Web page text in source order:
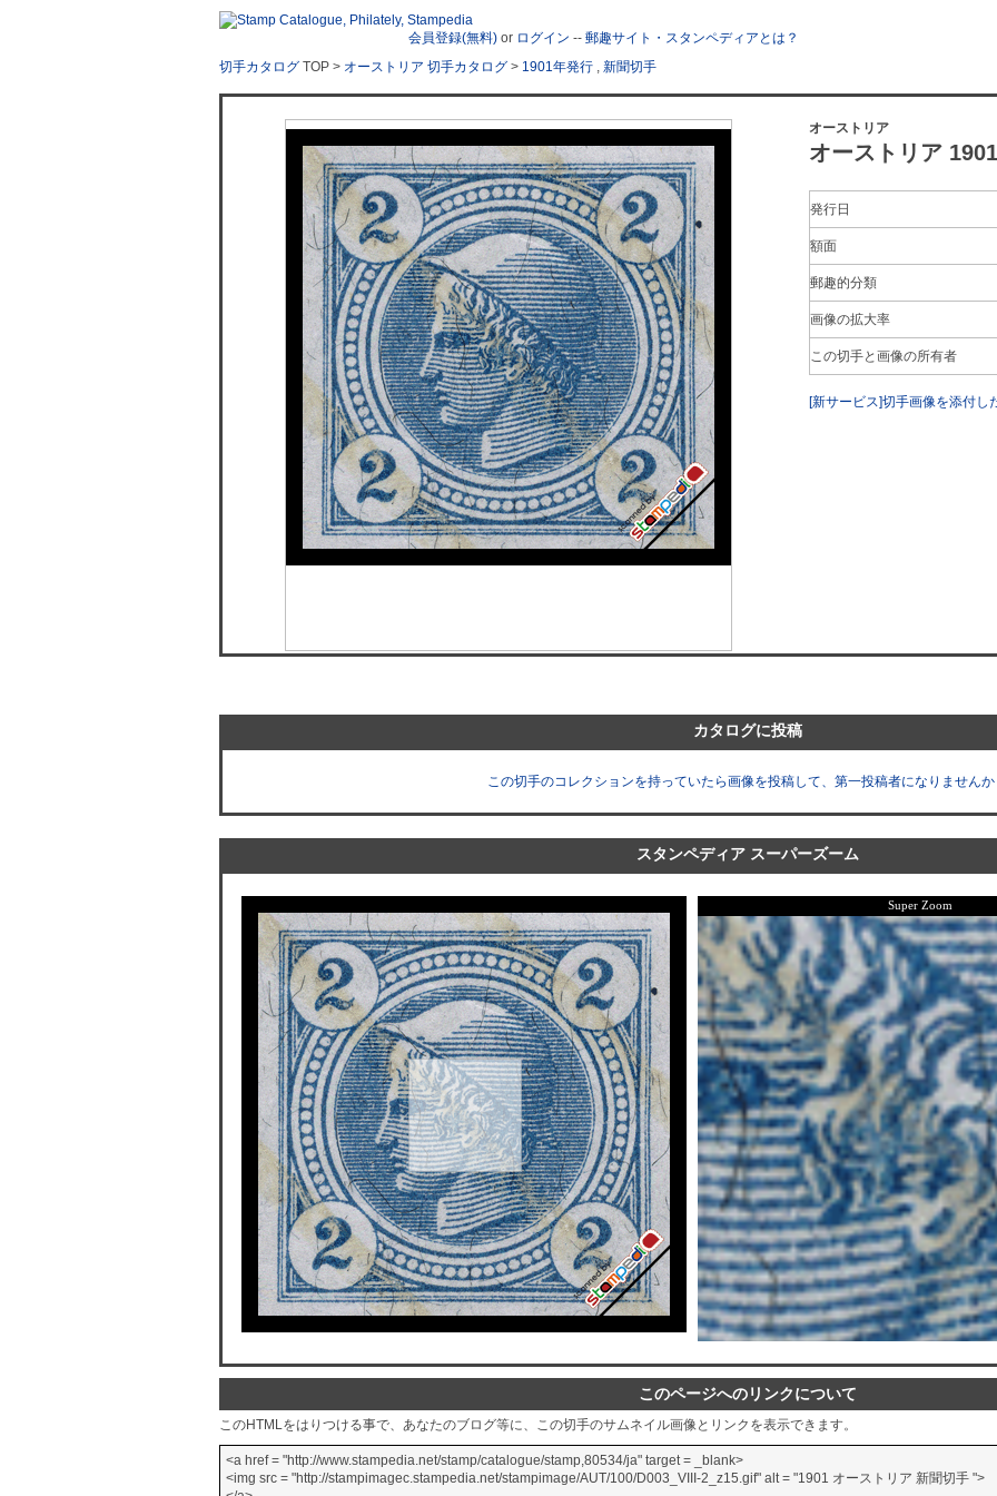
会員登録(無料) or ログイン -- 郵趣サイト・スタンペディアとは？
切手カタログ TOP > オーストリア 切手カタログ > 1901年発行 , 新聞切手
オーストリア
オーストリア
発行日
額面
郵趣的分類
画像の拡大率
この切手と画像の所有者
[新サービス]切手画像を添付し
カタログに投稿
この切手のコレクションを持っていたら画像を投稿して、第一投稿者になりません
スタンペディア スーパーズーム
このページへのリンクについて
このHTMLをはりつける事で、あなたのブログ等に、この切手のサムネイル画像とリンクを表示できます。